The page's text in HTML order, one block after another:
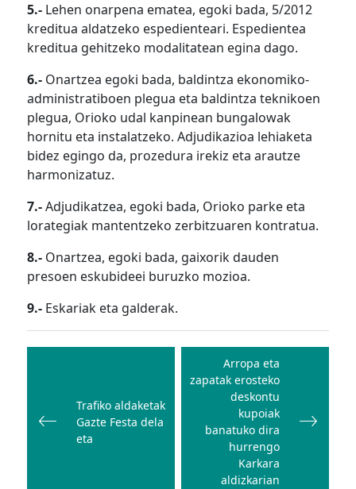
5.- Lehen onarpena ematea, egoki bada, 5/2012
kreditua aldatzeko espedienteari. Espedientea
kreditua gehitzeko modalitatean egina dago.
6.- Onartzea egoki bada, baldintza ekonomiko-
administratiboen plegua eta baldintza teknikoen
plegua, Orioko udal kanpinean bungalowak
hornitu eta instalatzeko. Adjudikazioa lehiaketa
bidez egingo da, prozedura irekiz eta arautze
harmonizatuz.
7.-Adjudikatzea, egoki bada, Orioko parke eta
lorategiak mantentzeko zerbitzuaren kontratua.
8.- Onartzea, egoki bada, gaixorik dauden
presoen eskubideei buruzko mozioa.
9.- Eskariak eta galderak.
Bidalketetan
Trafiko aldaketak
Gazte Festa dela
eta
Arropa eta
zapatak erosteko
deskontu
kupoiak
banatuko dira
hurrengo
Karkara
aldizkarian